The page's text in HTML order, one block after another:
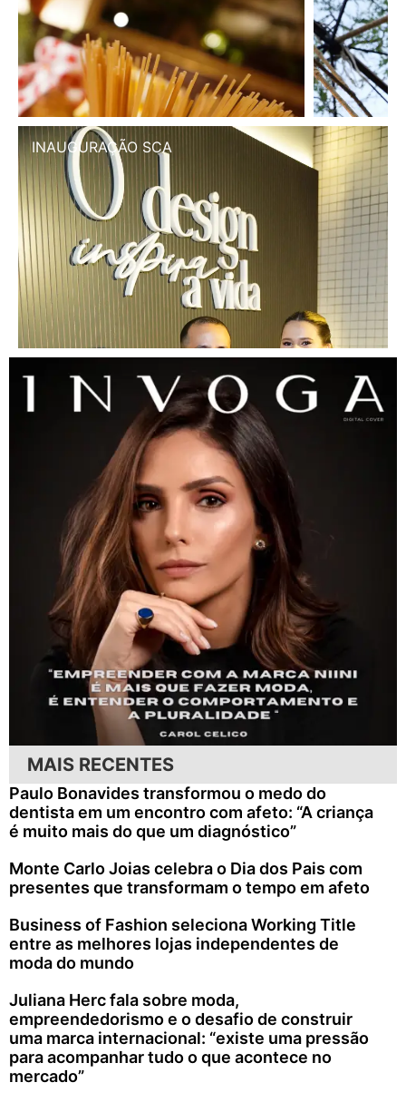
INAUGURAÇÃO SCA
MAIS RECENTES
Paulo Bonavides transformou o medo do
dentista em um encontro com afeto: “A criança
é muito mais do que um diagnóstico”
Monte Carlo Joias celebra o Dia dos Pais com
presentes que transformam o tempo em afeto
Business of Fashion seleciona Working Title
entre as melhores lojas independentes de
moda do mundo
Juliana Herc fala sobre moda,
empreendedorismo e o desafio de construir
uma marca internacional: “existe uma pressão
para acompanhar tudo o que acontece no
mercado”